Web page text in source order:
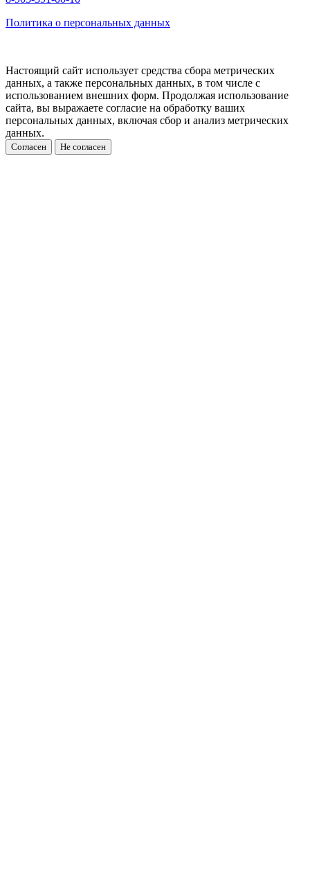
Политика о персональных данных
Настоящий сайт использует средства сбора метрических
данных, а также персональных данных, в том числе с
использованием внешних форм. Продолжая использование
сайта, вы выражаете согласие на обработку ваших
персональных данных, включая сбор и анализ метрических
данных.
Согласен Не согласен